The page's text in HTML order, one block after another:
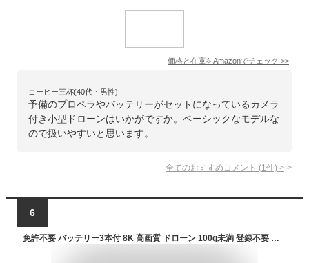
価格と在庫をAmazonでチェック >>
コーヒー三杯(40代・男性)
予備のプロペラやバッテリーがセットになっているカメラ
付き小型ドローンはいかがですか。ベーシックなモデルな
ので扱いやすいと思います。
全てのおすすめコメント (1 件) >
6
免許不要 バッテリー3本付 8K 高画質 ドローン 100g未満 登録不要 申請不要 収納バック ケース 飛行機 カメラ付 空撮 動画 高性能 航空写真 コンパクト 室外 屋外 スマホ操作 人気 小型 軽量 100g以下 子ども 大人 かっこいい おもちゃ プレゼント XD1